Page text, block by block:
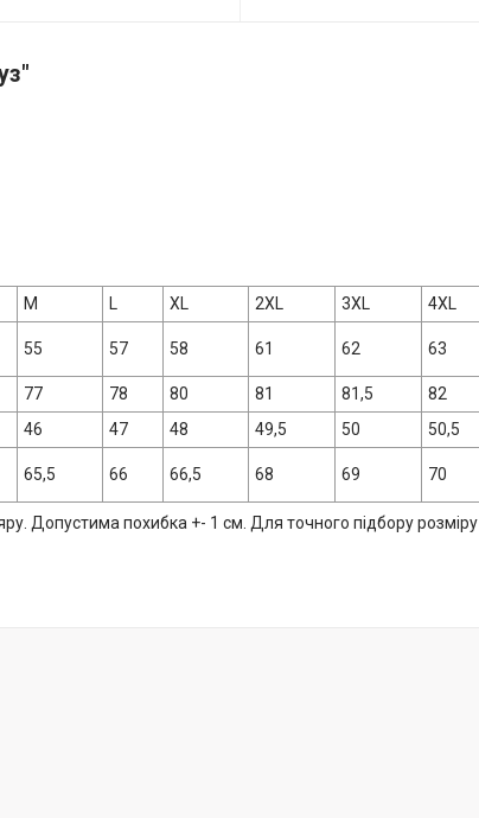
M L XL 2XL 3XL 4XL
55 57 58 61 62 63
77 78 80 81 81,5
82
46 47 48 49,5 50 50,5
65,5 66 66,5 68 69 70
Допустима похибка +- 1 см. Для точного підбору розміру